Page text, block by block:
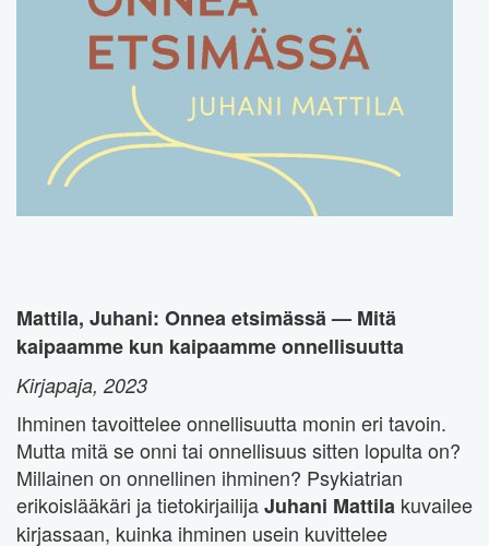
Mattila, Juhani: Onnea etsimässä — Mitä
kaipaamme kun kaipaamme onnellisuutta
Kirjapaja, 2023
Ihminen tavoittelee onnellisuutta monin eri tavoin.
Mutta mitä se onni tai onnellisuus sitten lopulta on?
Millainen on onnellinen ihminen? Psykiatrian
erikoislääkäri ja tietokirjailijaJuhani Mattila kuvailee
kirjassaan, kuinka ihminen usein kuvittelee